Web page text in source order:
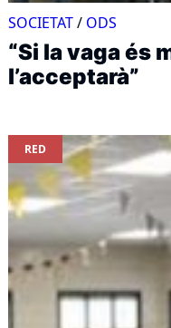
SOCIETAT/ ODS
“Si la vaga és
l’acceptarà”
RED